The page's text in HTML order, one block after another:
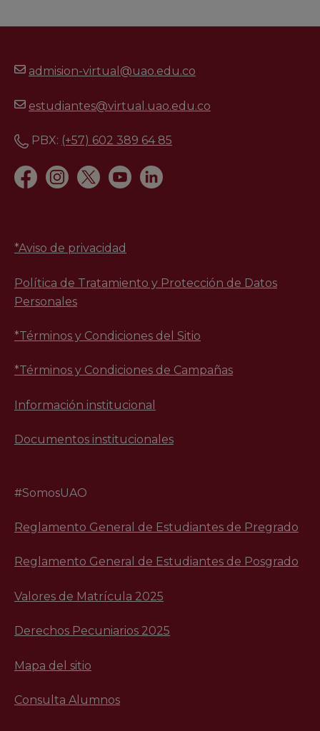
admision-virtual@uao.edu.co
estudiantes@virtual.uao.edu.co
PBX: (+57) 602 389 64 85
*Aviso de privacidad
Política de Tratamiento y Protección de Datos
Personales
*Términos y Condiciones del Sitio
*Términos y Condiciones de Campañas
Información institucional
Documentos institucionales
#SomosUAO
Reglamento General de Estudiantes de Pregrado
Reglamento General de Estudiantes de Posgrado
Valores de Matrícula 2025
Derechos Pecuniarios 2025
Mapa del sitio
Consulta Alumnos